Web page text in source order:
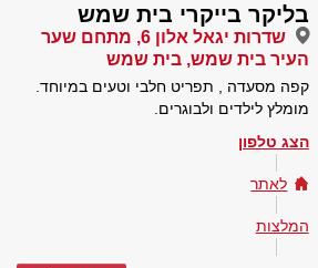
בליקר בייקרי בית שמש
שדרות יגאל אלון 6, מתחם שער
העיר בית שמש, בית שמש
קפה מסעדה , תפריט חלבי וטעים במיוחד.
מומלץ לילדים ולבוגרים.
הצג טלפון
לאתר
המלצות